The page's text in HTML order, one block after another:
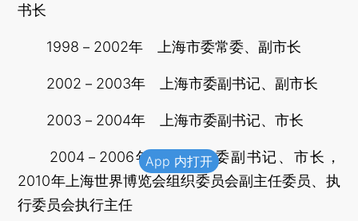
书长
1998－2002年 上海市委常委、副市长
2002－2003年 上海市委副书记、副市长
2003－2004年 上海市委副书记、市长
2004－2006年 上海市委副书记、市长，
2010年上海世界博览会组织委员会副主任委员、执
行委员会执行主任
App 内打开